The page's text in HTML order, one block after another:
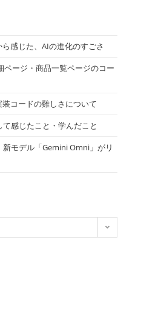
感じた、AIの進化のすごさ
ページ・商品一覧ページのコー
装コードの難しさについて
感じたこと・学んだこと
モデル「Gemini Omni」がリ